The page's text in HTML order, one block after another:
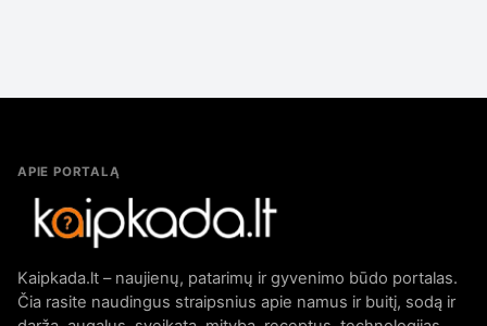
APIE PORTALĄ
Kaipkada.lt – naujienų, patarimų ir gyvenimo būdo portalas.
Čia rasite naudingus straipsnius apie namus ir buitį, sodą ir